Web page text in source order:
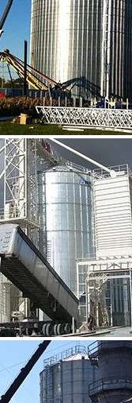
CLIQUEZ POUR
CLIQUEZ POUR